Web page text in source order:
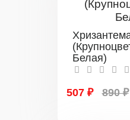
Белая)
507 ₽ 890 ₽